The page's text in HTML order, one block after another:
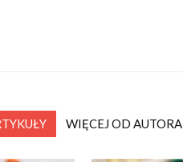
WIĘCEJ OD AUTORA